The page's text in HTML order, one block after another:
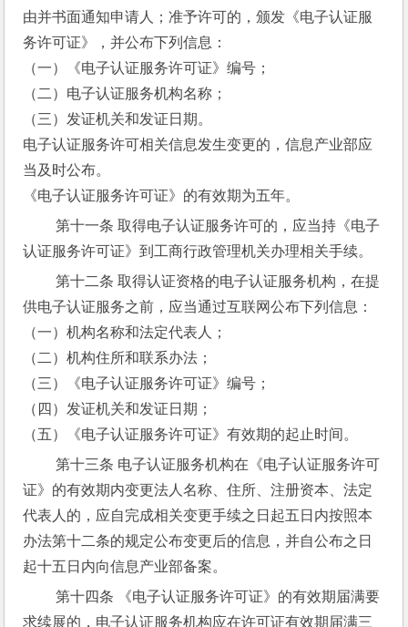
由并书面通知申请人；准予许可的，颁发《电子认证服
务许可证》，并公布下列信息：
（一）《电子认证服务许可证》编号；
（二）电子认证服务机构名称；
（三）发证机关和发证日期。
电子认证服务许可相关信息发生变更的，信息产业部应
当及时公布。
《电子认证服务许可证》的有效期为五年。
第十一条 取得电子认证服务许可的，应当持《电子
认证服务许可证》到工商行政管理机关办理相关手续。
第十二条 取得认证资格的电子认证服务机构，在提
供电子认证服务之前，应当通过互联网公布下列信息：
（一）机构名称和法定代表人；
（二）机构住所和联系办法；
（三）《电子认证服务许可证》编号；
（四）发证机关和发证日期；
（五）《电子认证服务许可证》有效期的起止时间。
第十三条 电子认证服务机构在《电子认证服务许可
证》的有效期内变更法人名称、住所、注册资本、法定
代表人的，应自完成相关变更手续之日起五日内按照本
办法第十二条的规定公布变更后的信息，并自公布之日
起十五日内向信息产业部备案。
第十四条 《电子认证服务许可证》的有效期届满要
求续展的，电子认证服务机构应在许可证有效期届满三